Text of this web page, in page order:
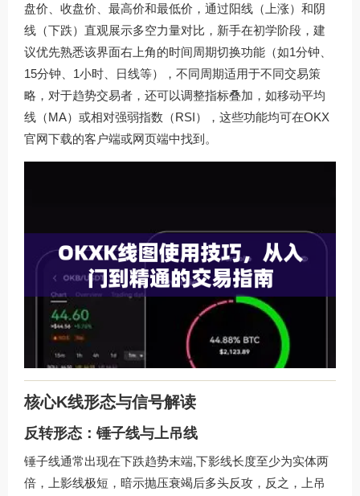
盘价、收盘价、最高价和最低价，通过阳线（上涨）和阴
线（下跌）直观展示多空力量对比，新手在初学阶段，建
议优先熟悉该界面右上角的时间周期切换功能（如1分钟、
15分钟、1小时、日线等），不同周期适用于不同交易策
略，对于趋势交易者，还可以调整指标叠加，如移动平均
线（MA）或相对强弱指数（RSI），这些功能均可在OKX
官网下载的客户端或网页端中找到。
核心K线形态与信号解读
反转形态：锤子线与上吊线
锤子线通常出现在下跌趋势末端,下影线长度至少为实体两
倍，上影线极短，暗示抛压衰竭后多头反攻，反之，上吊